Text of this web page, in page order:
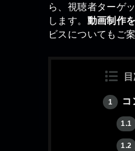
ら、視聴者ターゲ
します。 動画制作
ビスについてもご
1 コ
1.1
1.2